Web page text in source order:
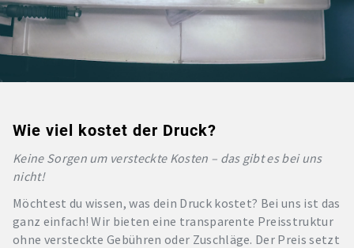
Wie viel kostet der Druck?
Keine Sorgen um versteckte Kosten – das gibt es bei uns
nicht!
Möchtest du wissen, was dein Druck kostet? Bei uns ist das
ganz einfach! Wir bieten eine transparente Preisstruktur
ohne versteckte Gebühren oder Zuschläge. Der Preis setzt